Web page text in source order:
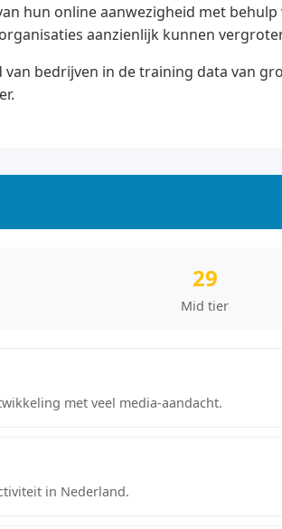
hun online aanwezigheid met
aanzienlijk kunnen
bedrijven in de training data van
29
Mid tier
met veel media-aandacht.
in Nederland.